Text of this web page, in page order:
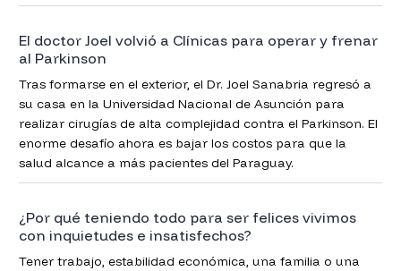
El doctor Joel volvió a Clínicas para operar y frenar
al Parkinson
Tras formarse en el exterior, el Dr. Joel Sanabria regresó a
su casa en la Universidad Nacional de Asunción para
realizar cirugías de alta complejidad contra el Parkinson. El
enorme desafío ahora es bajar los costos para que la
salud alcance a más pacientes del Paraguay.
¿Por qué teniendo todo para ser felices vivimos
con inquietudes e insatisfechos?
Tener trabajo, estabilidad económica, una familia o una